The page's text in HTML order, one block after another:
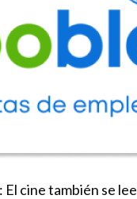
cine también se lee